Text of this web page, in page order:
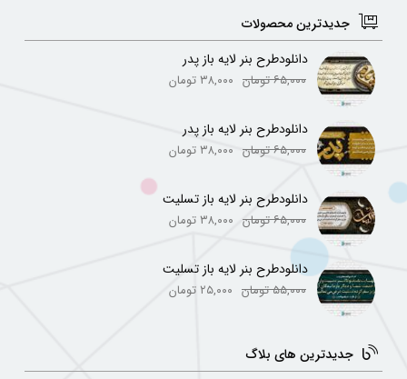
جدیدترین محصولات
دانلودطرح بنر لایه باز پدر
۶۵,۰۰۰تومان ۳۸,۰۰۰تومان
دانلودطرح بنر لایه باز پدر
۶۵,۰۰۰تومان ۳۸,۰۰۰تومان
دانلودطرح بنر لایه باز تسلیت
۶۵,۰۰۰تومان ۳۸,۰۰۰تومان
دانلودطرح بنر لایه باز تسلیت
۵۵,۰۰۰تومان ۲۵,۰۰۰ تومان
جدیدترین های بلاگ